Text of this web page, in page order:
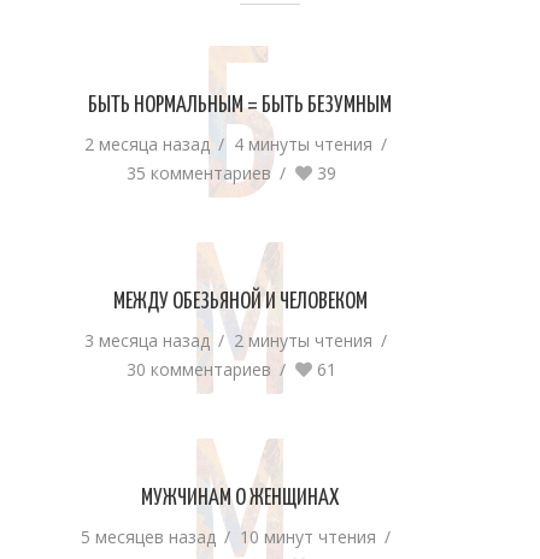
БЫТЬ НОРМАЛЬНЫМ = БЫТЬ БЕЗУМНЫМ
2 месяца назад
4 минуты чтения
35 комментариев
39
Б
МЕЖДУ ОБЕЗЬЯНОЙ И ЧЕЛОВЕКОМ
3 месяца назад
2 минуты чтения
30 комментариев
61
М
МУЖЧИНАМ О ЖЕНЩИНАХ
5 месяцев назад
10 минут чтения